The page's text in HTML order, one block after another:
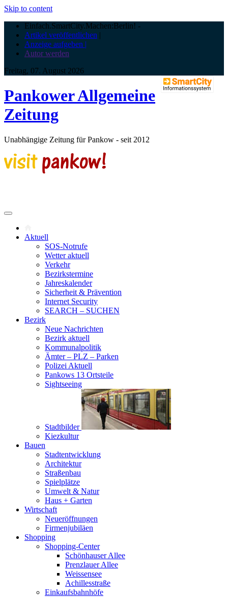
Skip to content
Einfach.SmartCity.Machen:Berlin! -
Artikel veröffentlichen |
Anzeige aufgeben |
Autor werden
Freitag, 07. August 2026
Pankower Allgemeine
Zeitung
Unabhängige Zeitung für Pankow - seit 2012
Aktuell
SOS-Notrufe
Wetter aktuell
Verkehr
Bezirkstermine
Jahreskalender
Sicherheit & Prävention
Internet Security
SEARCH – SUCHEN
Bezirk
Neue Nachrichten
Bezirk aktuell
Kommunalpolitik
Ämter – PLZ – Parken
Polizei Aktuell
Pankows 13 Ortsteile
Sightseeing
Stadtbilder
Kiezkultur
Bauen
Stadtentwicklung
Architektur
Straßenbau
Spielplätze
Umwelt & Natur
Haus + Garten
Wirtschaft
Neueröffnungen
Firmenjubiläen
Shopping
Shopping-Center
Schönhauser Allee
Prenzlauer Allee
Weissensee
Achillesstraße
Einkaufsbahnhöfe